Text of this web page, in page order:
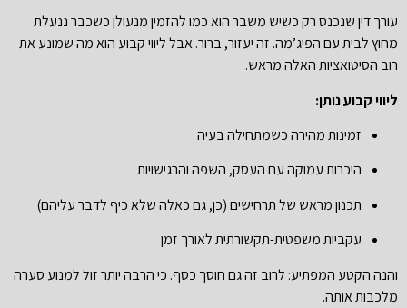
עורך דין שנכנס רק כשיש משבר הוא כמו להזמין מנעולן כשכבר ננעלת
מחוץ לבית עם הפיג’מה. זה יעזור, ברור. אבל ליווי קבוע הוא מה שמונע את
רוב הסיטואציות האלה מראש.
ליווי קבוע נותן:
זמינות מהירה כשמתחילה בעיה
היכרות עמוקה עם העסק, השפה והרגישויות
תכנון מראש של תרחישים (כן, גם כאלה שלא כיף לדבר עליהם)
עקביות משפטית-תקשורתית לאורך זמן
והנה הקטע המפתיע: לרוב זה גם חוסך כסף. כי הרבה יותר זול למנוע סערה
מלכבות אותה.